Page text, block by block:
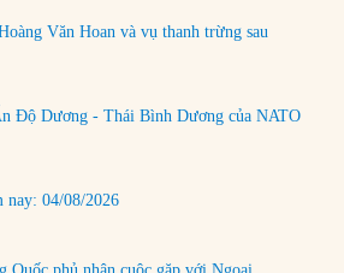
Văn Hoan và vụ thanh trừng sau
Độ Dương - Thái Bình Dương của NATO
nay: 04/08/2026